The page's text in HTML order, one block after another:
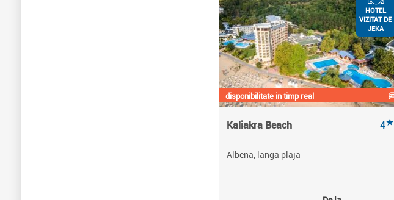
disponibilitate in timp real
Kaliakra Beach 4★
Albena, langa plaja
HOTEL
VIZITAT DE
JEKA